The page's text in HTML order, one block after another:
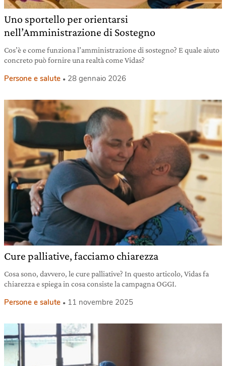
Uno sportello per orientarsi
nell’Amministrazione di Sostegno
Cos’è e come funziona l’amministrazione di sostegno? E quale aiuto
concreto può fornire una realtà come Vidas?
Persone e salute 28 gennaio 2026
Cure palliative, facciamo chiarezza
Cosa sono, davvero, le cure palliative? In questo articolo, Vidas fa
chiarezza e spiega in cosa consiste la campagna OGGI.
Persone e salute 11 novembre 2025